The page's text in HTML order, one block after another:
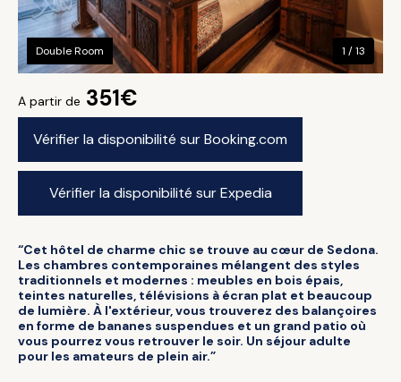
A partir de 351€
Vérifier la disponibilité sur Booking.com
Vérifier la disponibilité sur Expedia
Double Room 1 / 13
“Cet hôtel de charme chic se trouve au cœur de Sedona.
Les chambres contemporaines mélangent des styles
traditionnels et modernes : meubles en bois épais,
teintes naturelles, télévisions à écran plat et beaucoup
de lumière. À l'extérieur, vous trouverez des balançoires
en forme de bananes suspendues et un grand patio où
vous pourrez vous retrouver le soir. Un séjour adulte
pour les amateurs de plein air.”